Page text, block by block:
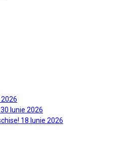
30 Iunie 2026
18 Iunie 2026